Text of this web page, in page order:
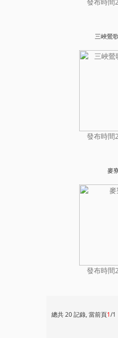
三峽鶯
發布時間
麥
發布時間
總共 20 記錄, 當前頁1/1